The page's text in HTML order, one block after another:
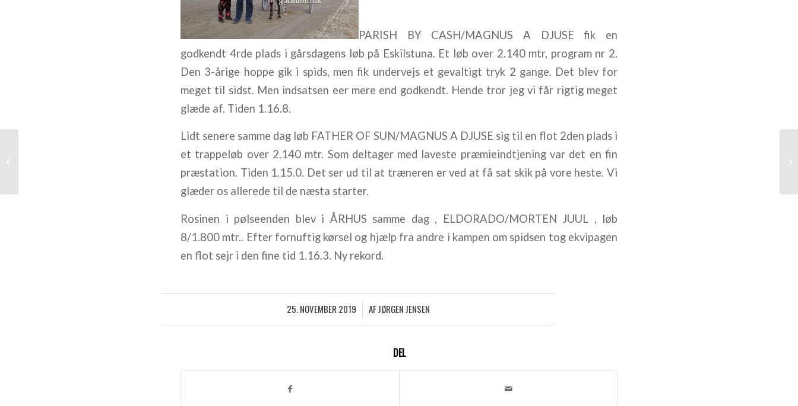
PARISH BY CASH/MAGNUS A DJUSE fik en
godkendt 4rde plads i gårsdagens løb på Eskilstuna. Et løb over 2.140 mtr, program nr 2.
Den 3-årige hoppe gik i spids, men fik undervejs et gevaltigt tryk 2 gange. Det blev for
meget til sidst. Men indsatsen eer mere end godkendt. Hende tror jeg vi får rigtig meget
glæde af. Tiden 1.16.8.
Lidt senere samme dag løb FATHER OF SUN/MAGNUS A DJUSE sig til en flot 2den plads i
et trappeløb over 2.140 mtr. Som deltager med laveste præmieindtjening var det en fin
præstation. Tiden 1.15.0. Det ser ud til at træneren er ved at få sat skik på vore heste. Vi
glæder os allerede til de næsta starter.
Rosinen i pølseenden blev i ÅRHUS samme dag , ELDORADO/MORTEN JUUL , løb
8/1.800 mtr.. Efter fornuftig kørsel og hjælp fra andre i kampen om spidsen tog ekvipagen
en flot sejr i den fine tid 1.16.3. Ny rekord.
25. NOVEMBER 2019
/ AFJØRGEN JENSEN
DEL